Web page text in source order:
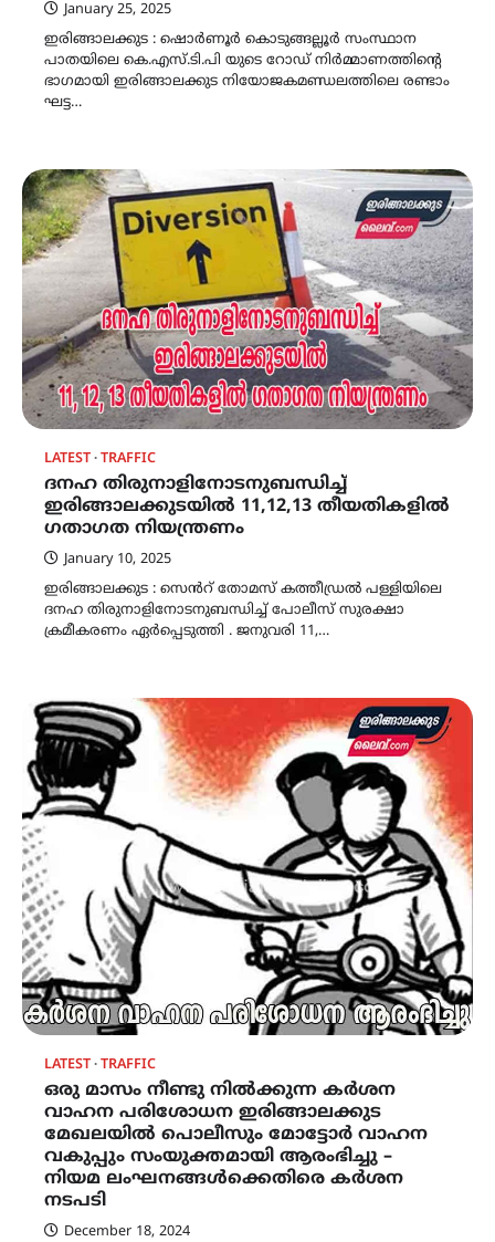
January 25, 2025
ഇരിങ്ങാലക്കുട : ഷൊർണൂർ കൊടുങ്ങല്ലൂർ സംസ്ഥാന
പാതയിലെ കെ.എസ്.ടി.പി യുടെ റോഡ് നിർമ്മാണത്തിന്റെ
ഭാഗമായി ഇരിങ്ങാലക്കുട നിയോജകമണ്ഡലത്തിലെ രണ്ടാം
ഘട്ട…
LATEST TRAFFIC
ദനഹ തിരുനാളിനോടനുബന്ധിച്ച്
ഇരിങ്ങാലക്കുടയിൽ 11,12,13 തീയതികളിൽ
ഗതാഗത നിയന്ത്രണം
January 10, 2025
ഇരിങ്ങാലക്കുട : സെൻറ് തോമസ് കത്തീഡ്രൽ പള്ളിയിലെ
ദനഹ തിരുനാളിനോടനുബന്ധിച്ച് പോലീസ് സുരക്ഷാ
ക്രമീകരണം ഏർപ്പെടുത്തി . ജനുവരി 11,…
LATEST TRAFFIC
ഒരു മാസം നീണ്ടു നിൽക്കുന്ന കർശന
വാഹന പരിശോധന ഇരിങ്ങാലക്കുട
മേഖലയിൽ പൊലീസും മോട്ടോർ വാഹന
വകുപ്പും സംയുക്തമായി ആരംഭിച്ചു –
നിയമ ലംഘനങ്ങൾക്കെതിരെ കർശന
നടപടി
December 18, 2024